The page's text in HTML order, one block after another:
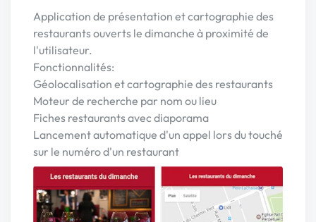
Application de présentation et cartographie des
restaurants ouverts le dimanche à proximité de
l'utilisateur.
Fonctionnalités:
Géolocalisation et cartographie des restaurants
Moteur de recherche par nom ou lieu
Fiches restaurants avec diaporama
Lancement automatique d'un appel lors du touché
sur le numéro d'un restaurant